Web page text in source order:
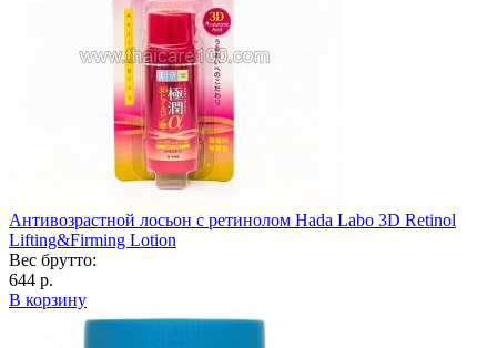
Антивозрастной лосьон с ретинолом Hada Labo 3D Retinol
Lifting&Firming Lotion
Вес брутто:
644 р.
В корзину